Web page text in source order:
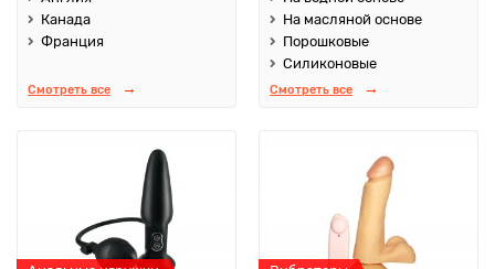
Канада
Франция
Смотреть все
На масляной основе
Порошковые
Силиконовые
Смотреть все